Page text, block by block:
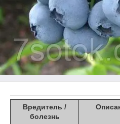
Вредитель /
болезнь